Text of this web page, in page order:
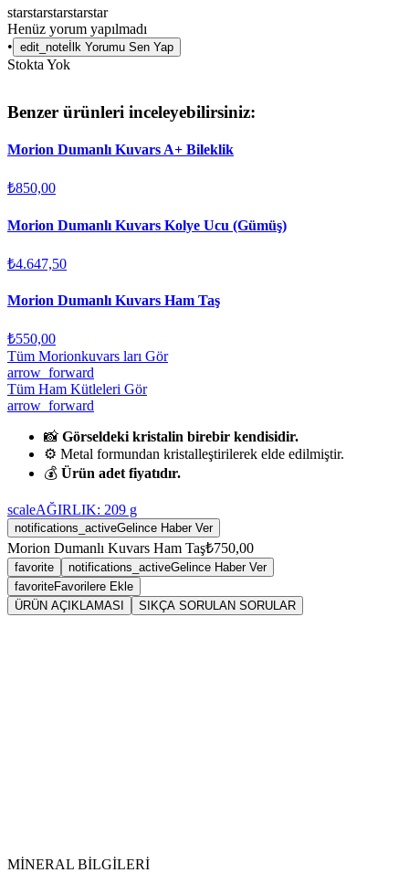
starstarstarstarstar
Henüz yorum yapılmadı
• edit_note İlk Yorumu Sen Yap
Stokta Yok
Benzer ürünleri inceleyebilirsiniz:
Morion Dumanlı Kuvars A+ Bileklik
₺850,00
Morion Dumanlı Kuvars Kolye Ucu (Gümüş)
₺4.647,50
Morion Dumanlı Kuvars Ham Taş
₺550,00
Tüm Morionkuvars ları Gör
arrow_forward
Tüm Ham Kütleleri Gör
arrow_forward
📸 Görseldeki kristalin birebir kendisidir.
⚙️ Metal formundan kristalleştirilerek elde edilmiştir.
💰 Ürün adet fiyatıdır.
scaleAĞIRLIK: 209 g
notifications_activeGelince Haber Ver
Morion Dumanlı Kuvars Ham Taş₺750,00
favorite notifications_activeGelince Haber Ver
favoriteFavorilere Ekle
ÜRÜN AÇIKLAMASI
SIKÇA SORULAN SORULAR
MİNERAL BİLGİLERİ